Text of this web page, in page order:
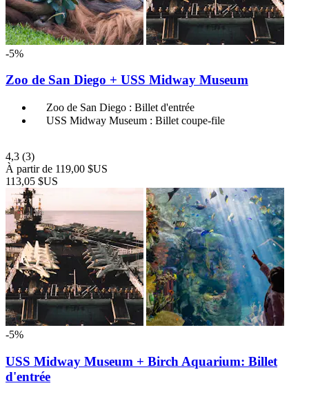
-5%
Zoo de San Diego + USS Midway Museum
Zoo de San Diego : Billet d'entrée
USS Midway Museum : Billet coupe-file
4,3 (3)
À partir de 119,00 $US
113,05 $US
-5%
USS Midway Museum + Birch Aquarium: Billet
d'entrée